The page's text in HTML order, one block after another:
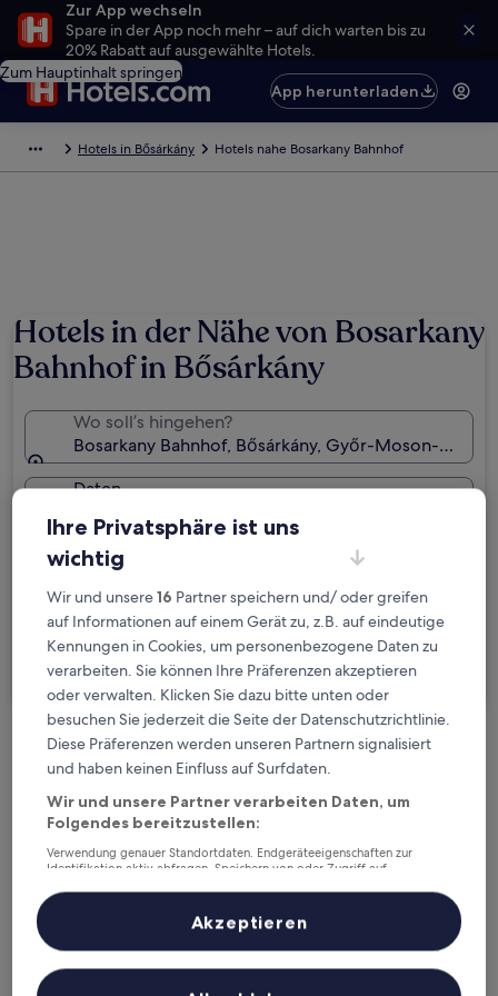
Zur App wechseln
Spare in der App noch mehr – auf dich warten bis zu
20% Rabatt auf ausgewählte Hotels.
Zum Hauptinhalt springen
App herunterladen
Hotels in Bősárkány Hotels nahe Bosarkany Bahnhof
Hotels in der Nähe von Bosarkany
Bahnhof in Bősárkány
Wo soll’s hingehen?
Bosarkany Bahnhof, Bősárkány, Győr-Moson-
Daten
Gäste
Ich reise geschäftlich
Suchen
Kostenlose Stornierung bei
Planänderungen
Verdiene Prämien für jede
wahrgenommene Übernachtung
Mehr sparen mit Preisen für Mitglieder
Ihre Privatsphäre ist uns
wichtig
Wir und unsere16 Partner speichern und/ oder greifen
auf Informationen auf einem Gerät zu, z.B. auf eindeutige
Kennungen in Cookies, um personenbezogene Daten zu
verarbeiten. Sie können Ihre Präferenzen akzeptieren
oder verwalten. Klicken Sie dazu bitte unten oder
besuchen Sie jederzeit die Seite der Datenschutzrichtlinie.
Diese Präferenzen werden unseren Partnern signalisiert
und haben keinen Einfluss auf Surfdaten.
Wir und unsere Partner verarbeiten Daten, um
Folgendes bereitzustellen:
Verwendung genauer Standortdaten. Endgeräteeigenschaften zur
Identifikation aktiv abfragen. Speichern von oder Zugriff auf
Inhalte, Messung von Werbeleistung und der Performance von Inhalten,
Zielgruppenforschung sowie Entwicklung und Verbesserung von
Liste der Partner (Lieferanten)
Akzeptieren